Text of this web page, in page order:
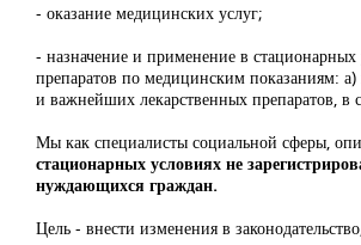
- оказание медицинских услуг;
- назначение и применение в
препаратов по медицинским показаниям:
и важнейших лекарственных препаратов,
Мы как специалисты социальной сферы,
стационарных условиях не
нуждающихся граждан.
Цель - внести изменения в